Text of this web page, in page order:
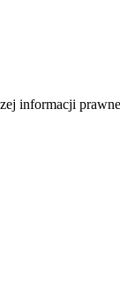
informacji